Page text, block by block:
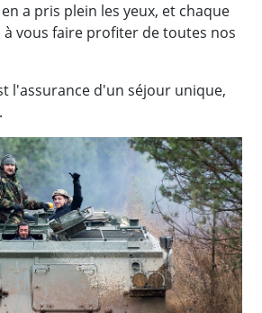
a pris plein les yeux, et chaque
à vous faire profiter de toutes nos
l'assurance d'un séjour unique,